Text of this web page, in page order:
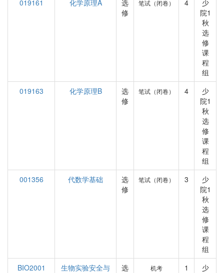
019161 化学原理A
选
修
笔试（闭卷） 4
少
院1
秋
选
修
课
程
组
019163
化学原理B
选
修
笔试（闭卷） 4
少
院1
秋
选
修
课
程
组
001356
代数学基础
选
修
笔试（闭卷） 3
少
院1
秋
选
修
课
程
组
BIO2001
生物实验安全与
选
机考 1
少